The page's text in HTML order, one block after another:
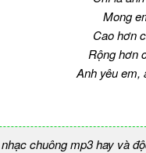
Mong
Cao hơn
Rộng hơn
Anh yêu em,
chuông mp3 hay và